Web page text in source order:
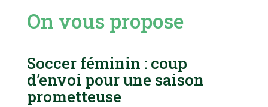
On vous propose
Soccer féminin : coup
d’envoi pour une saison
prometteuse